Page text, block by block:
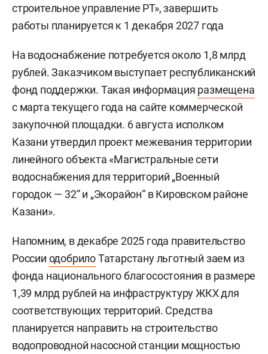
строительное управление РТ», завершить
работы планируется к 1 декабря 2027 года
На водоснабжение потребуется около 1,8 млрд
рублей. Заказчиком выступает республиканский
фонд поддержки. Такая информация размещена
с марта текущего года на сайте коммерческой
закупочной площадки. 6 августа исполком
Казани утвердил проект межевания территории
линейного объекта «Магистральные сети
водоснабжения для территорий „Военный
городок — 32“ и „Экорайон“ в Кировском районе
Казани».
Напомним, в декабре 2025 года правительство
России одобрилоТатарстану льготный заем из
фонда национального благосостояния в размере
1,39 млрд рублей на инфраструктуру ЖКХ для
соответствующих территорий. Средства
планируется направить на строительство
водопроводной насосной станции мощностью